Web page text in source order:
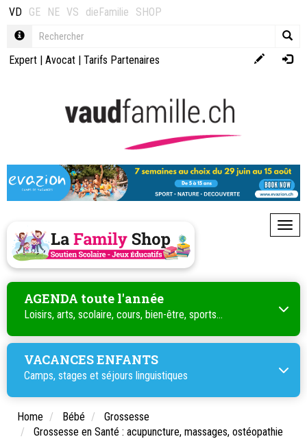
VD GE NE VS dieFamilie SHOP
Expert | Avocat | Tarifs Partenaires
AGENDA toute l'année
Loisirs, arts, scolaire, cours, bien-être, sports...
VACANCES ENFANTS
Camps, stages et séjours linguistiques
Home Bébé
Grossesse
Grossesse en Santé : acupuncture, massages, ostéopathie